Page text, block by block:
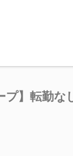
プ】転勤